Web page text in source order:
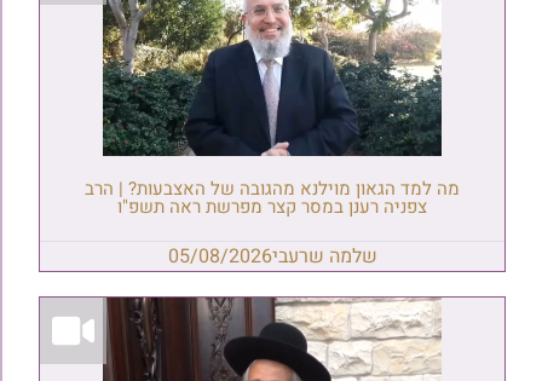
מה למד הגאון מוילנא מהגובה של האצבעות? | הרב
צפניה רענן במסר קצר מפרשת ראה תשפ"ו
שלמה שרעבי05/08/2026